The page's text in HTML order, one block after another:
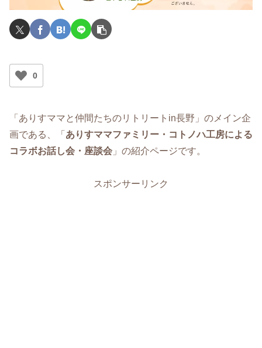
0
「ありすママと仲間たちのリトリートin長野」のメイン企
画である、「 ありすママファミリー・コトノハ工房による
コラボお話し会・座談会 」の紹介ページです。
スポンサーリンク